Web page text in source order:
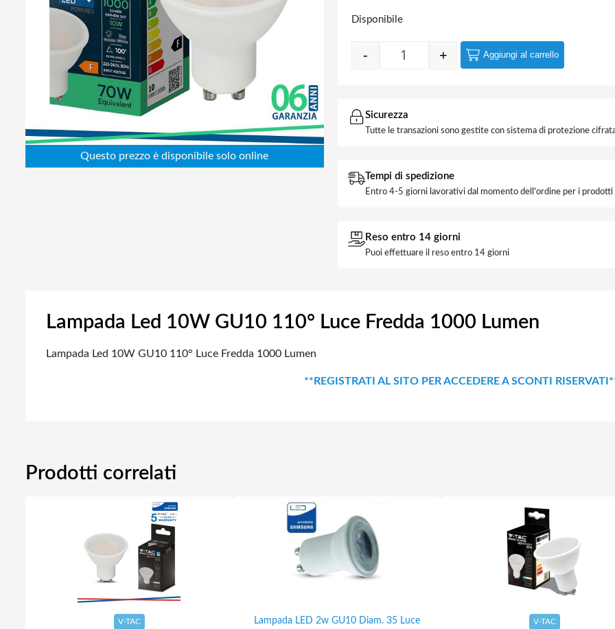
Abbigliamento da lavoro
Alimentatori
Batterie
Elettricità
Elettronica
Edilizia
Disponibile
Lampada Led 10W GU10 110° Luce
- + Aggiungi al carrello
Sicurezza
Tutte le transazioni sono gestite con sistema di protezione
Tempi di spedizione
Entro 4-5 giorni lavorativi dal momento dell'ordine per i prodotti
Reso entro 14 giorni
Puoi effettuare il reso entro 14 giorni
Lampada Led 10W GU10 110° Luce Fredda 1000 Lumen
Lampada Led 10W GU10 110° Luce Fredda 1000 Lumen
**REGISTRATI AL SITO PER ACCEDERE A SCONTI
Prodotti correlati
V-TAC
Lampada LED 2w GU10 Diam. 35 Luce
V-TAC